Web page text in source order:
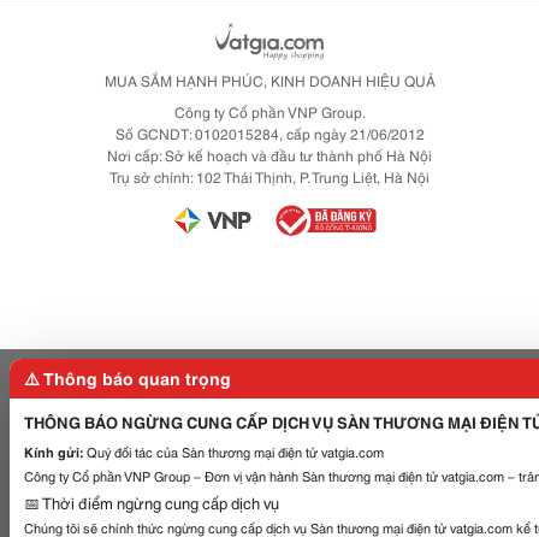
MUA SẮM HẠNH PHÚC, KINH DOANH HIỆU QUẢ
Công ty Cổ phần VNP Group.
Số GCNDT: 0102015284, cấp ngày 21/06/2012
Nơi cấp: Sở kế hoạch và đầu tư thành phố Hà Nội
Trụ sở chính: 102 Thái Thịnh, P. Trung Liệt, Hà Nội
⚠️ Thông báo quan trọng
THÔNG BÁO NGỪNG CUNG CẤP DỊCH VỤ SÀN THƯƠNG MẠI ĐIỆN
Kính gửi:Quý đối tác của Sàn thương mại điện tử vatgia.com
Công ty Cổ phần VNP Group – Đơn vị vận hành Sàn thương mại điện tử vatgia.com –
📅 Thời điểm ngừng cung cấp dịch vụ
Chúng tôi sẽ chính thức ngừng cung cấp dịch vụ Sàn thương mại điện tử vatgia.com kể